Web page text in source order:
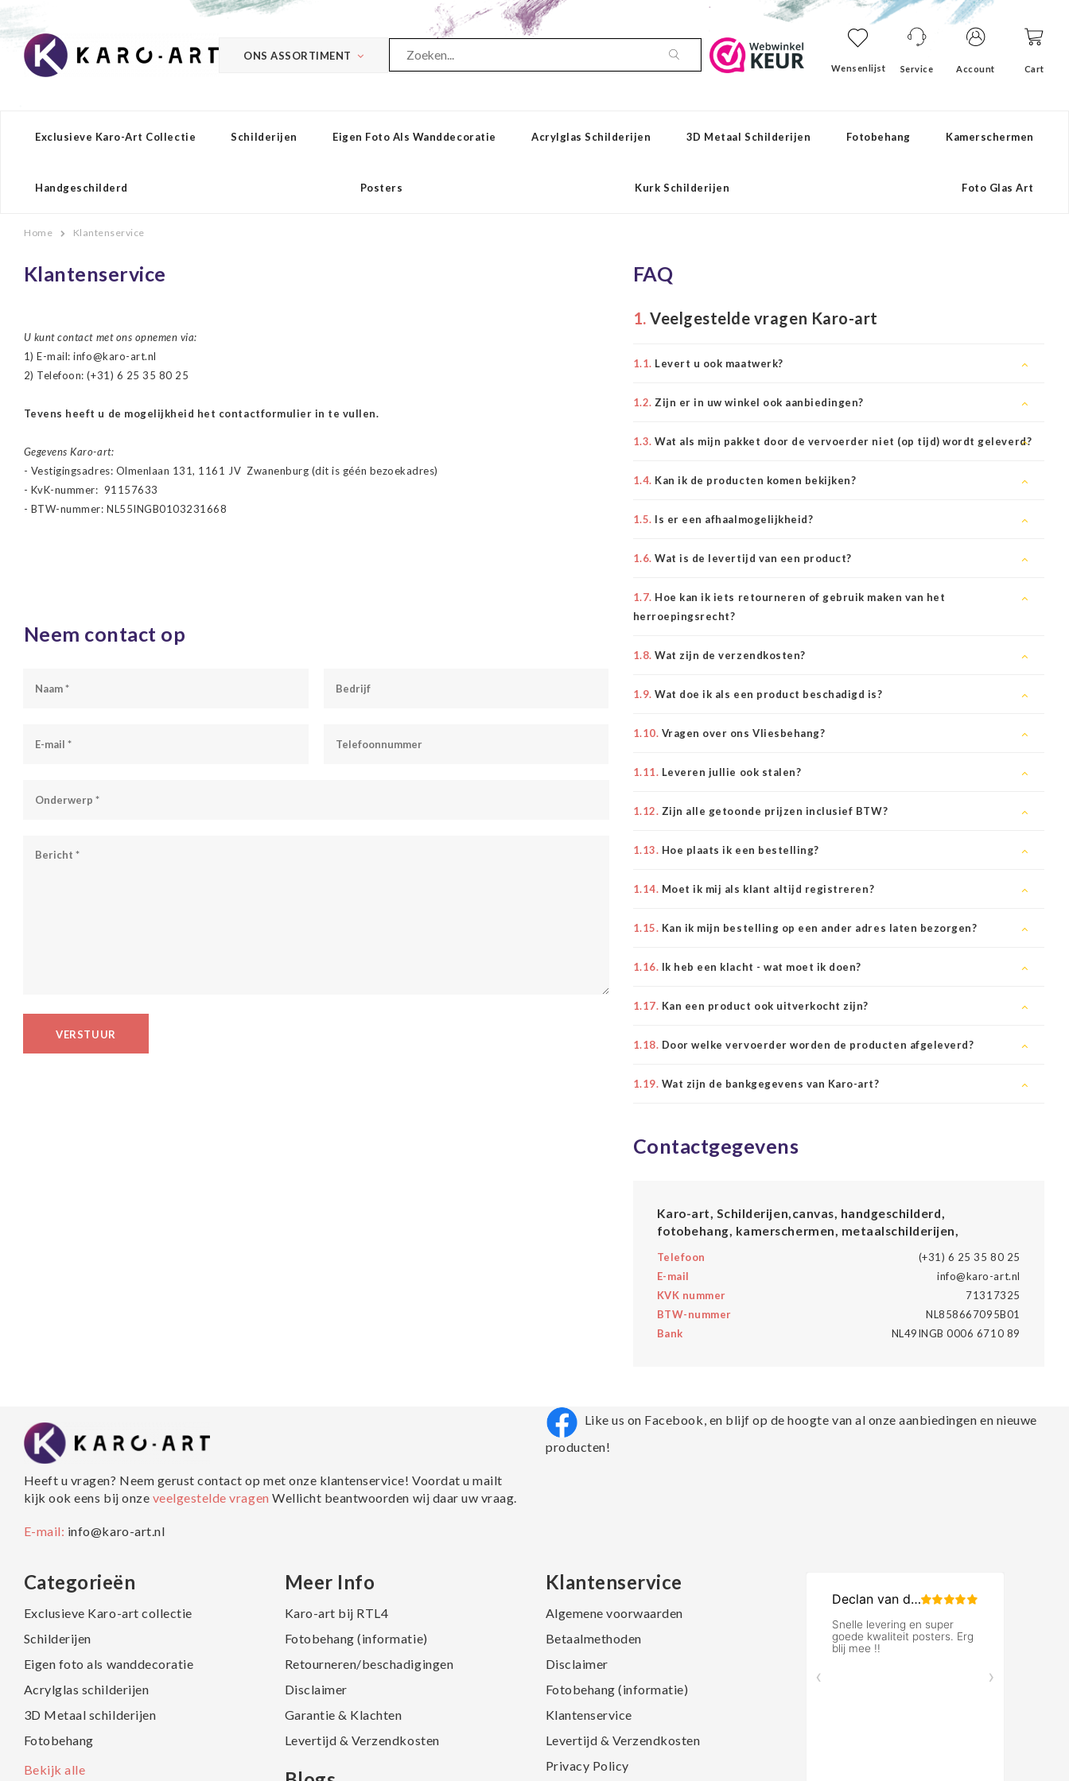
ONS ASSORTIMENT
Wensenlijst Service Account Cart
Exclusieve Karo-Art Collectie Schilderijen Eigen Foto Als Wanddecoratie Acrylglas Schilderijen 3D Metaal Schilderijen Fotobehang Kamerschermen
Handgeschilderd Posters Kurk Schilderijen Foto Glas Art
Home Klantenservice
Klantenservice
U kunt contact met ons opnemen via:
1) E-mail:info@karo-art.nl
2) Telefoon: (+31) 6 25 35 80 25
Tevens heeft u de mogelijkheid het contactformulier in te vullen.
Gegevens Karo-art:
- Vestigingsadres: Olmenlaan 131, 1161 JV Zwanenburg (dit is géén bezoekadres)
- KvK-nummer: 91157633
- BTW-nummer: NL55INGB0103231668
Neem contact op
VERSTUUR
FAQ
1.Veelgestelde vragen Karo-art
1.1. Levert u ook maatwerk?
1.2. Zijn er in uw winkel ook aanbiedingen?
1.3.Wat als mijn pakket door de vervoerder niet (op tijd) wordt geleverd?
1.4. Kan ik de producten komen bekijken?
1.5. Is er een afhaalmogelijkheid?
1.6.Wat is de levertijd van een product?
1.7. Hoe kan ik iets retourneren of gebruik maken van het
herroepingsrecht?
1.8.Wat zijn de verzendkosten?
1.9.Wat doe ik als een product beschadigd is?
1.10. Vragen over ons Vliesbehang?
1.11. Leveren jullie ook stalen?
1.12. Zijn alle getoonde prijzen inclusief BTW?
1.13. Hoe plaats ik een bestelling?
1.14. Moet ik mij als klant altijd registreren?
1.15. Kan ik mijn bestelling op een ander adres laten bezorgen?
1.16. Ik heb een klacht - wat moet ik doen?
1.17. Kan een product ook uitverkocht zijn?
1.18. Door welke vervoerder worden de producten afgeleverd?
1.19. Wat zijn de bankgegevens van Karo-art?
Contactgegevens
Karo-art, Schilderijen,canvas, handgeschilderd,
fotobehang, kamerschermen, metaalschilderijen,
Telefoon
(+31) 6 25 35 80 25
E-mail
info@karo-art.nl
KVK nummer
71317325
BTW-nummer
NL858667095B01
Bank
NL49INGB 0006 6710 89
Heeft u vragen? Neem gerust contact op met onze klantenservice! Voordat u mailt
kijk ook eens bij onze veelgestelde vragenWellicht beantwoorden wij daar uw vraag.
E-mail: info@karo-art.nl
Like us on Facebook, en blijf op de hoogte van al onze aanbiedingen en nieuwe
producten!
Categorieën
Exclusieve Karo-art collectie
Schilderijen
Eigen foto als wanddecoratie
Acrylglas schilderijen
3D Metaal schilderijen
Fotobehang
Bekijk alle
Meer Info
Karo-art bij RTL4
Fotobehang (informatie)
Retourneren/beschadigingen
Disclaimer
Garantie & Klachten
Levertijd & Verzendkosten
Klantenservice
Algemene voorwaarden
Betaalmethoden
Disclaimer
Fotobehang (informatie)
Klantenservice
Levertijd & Verzendkosten
Privacy Policy